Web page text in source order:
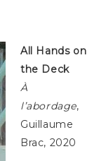
All Hands on
the Deck
À
l’abordage,
Guillaume
Brac, 2020